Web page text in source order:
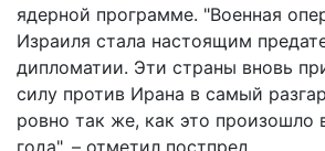
ядерной программе. "Военная
Израиля стала настоящим
дипломатии. Эти страны вновь
силу против Ирана в самый
ровно так же, как это произошло
года", – отметил постпред.